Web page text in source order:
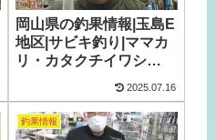
岡山県の釣果情報|玉島E
地区|サビキ釣り|ママカ
リ・カタクチイワシ
2025.07.16
釣果情報